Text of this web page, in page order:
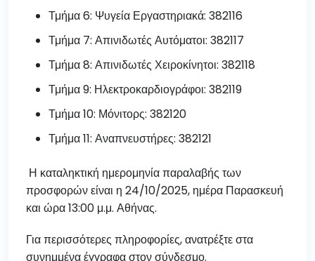
Τμήμα 6: Ψυγεία Εργαστηριακά: 382116
Τμήμα 7: Απινιδωτές Αυτόματοι: 382117
Τμήμα 8: Απινιδωτές Χειροκίνητοι: 382118
Τμήμα 9: Ηλεκτροκαρδιογράφοι: 382119
Τμήμα 10: Μόνιτορς: 382120
Τμήμα 11: Αναπνευστήρες: 382121
Η καταληκτική ημερομηνία παραλαβής των
προσφορών είναι η 24/10/2025, ημέρα Παρασκευή
και ώρα 13:00 μ.μ. Αθήνας.
Για περισσότερες πληροφορίες, ανατρέξτε στα
συνημμένα έγγραφα στον σύνδεσμο.